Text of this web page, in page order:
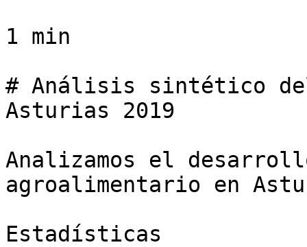
1 min
# Análisis sintético
Asturias 2019
Analizamos el
agroalimentario en
Estadísticas